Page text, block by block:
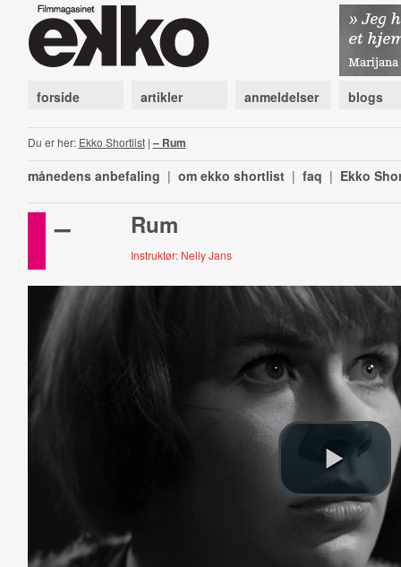
forside artikler anmeldelser blogs
Du er her: Ekko Shortlist| – Rum
månedens anbefaling | om ekko shortlist | faq | Ekko
– Rum
Instruktør: Nelly Jans